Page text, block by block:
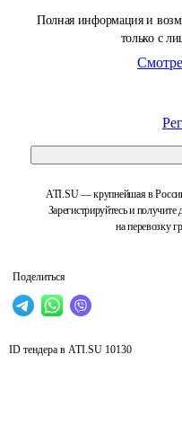
Полная информация и
только с
ATI.SU — крупнейшая в
Зарегистрируйтесь и
на перевозку
Поделиться
ID тендера в ATI.SU 10130